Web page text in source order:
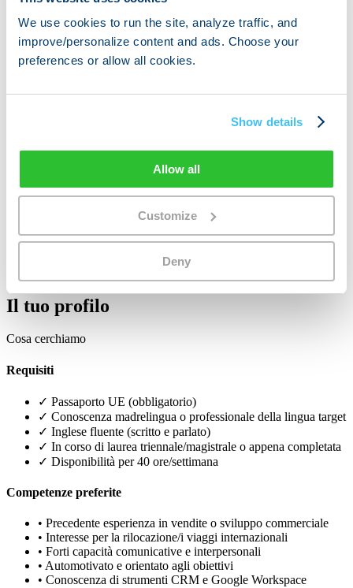
We use cookies to run the site, analyze traffic, and
improve/personalize content and ads. Choose your
preferences or allow all cookies.
Show details
Allow all
Customize
Deny
Francese madrelingua o professionale
Inglese fluente
Passaporto UE obbligatorio
Attualmente residente in Francia
Responsabile della crescita in Paesi Bassi
Olandese madrelingua o professionale
Attualmente residente nei Paesi Bassi
Il tuo profilo
Cosa cerchiamo
Requisiti
✓ Passaporto UE (obbligatorio)
✓ Conoscenza madrelingua o professionale della lingua target
✓ Inglese fluente (scritto e parlato)
✓ In corso di laurea triennale/magistrale o appena completata
✓ Disponibilità per 40 ore/settimana
Competenze preferite
• Precedente esperienza in vendite o sviluppo commerciale
• Interesse per la rilocazione/i viaggi internazionali
• Forti capacità comunicative e interpersonali
• Automotivato e orientato agli obiettivi
• Conoscenza di strumenti CRM e Google Workspace